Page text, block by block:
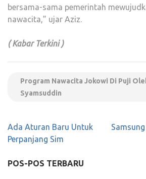
bersama-sama pemerintah
nawacita,” ujar Aziz.
( Kabar Terkini )
Program Nawacita Jokowi Di Puji
Syamsuddin
Navigasi
pos
Ada Aturan Baru Untuk
Perpanjang Sim
POS-POS TERBARU